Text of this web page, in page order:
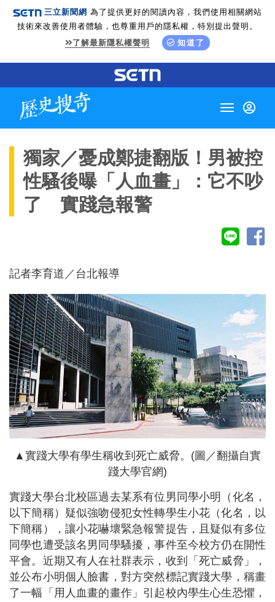
三立新聞網 為了提供更好的閱讀內容，我們使用相關網站
技術來改善使用者體驗，也尊重用戶的隱私權，特別提出聲明。
了解最新隱私權聲明
知道了
Toggle
獨家／憂成鄭捷翻版！男被控
性騷後曝「人血畫」：它不吵
了 實踐急報警
記者李育道／台北報導
▲實踐大學有學生稱收到死亡威脅。(圖／翻攝自實
踐大學官網)
實踐大學台北校區過去某系有位男同學小明（化名，
以下簡稱）疑似強吻侵犯女性轉學生小花（化名，以
下簡稱），讓小花嚇壞緊急報警提告，且疑似有多位
同學也遭受該名男同學騷擾，事件至今校方仍在開性
平會。近期又有人在社群表示，收到「死亡威脅」，
並公布小明個人臉書，對方突然標記實踐大學，稱畫
了一幅「用人血畫的畫作」引起校內學生心生恐懼，